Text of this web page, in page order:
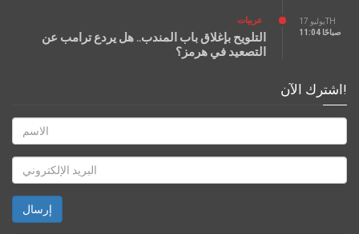
يوليو 17TH
11:04 صباحًا
عربيات
التلويح بإغلاق باب المندب.. هل يردع ترامب عن
التصعيد في هرمز؟
اشترك الآن!